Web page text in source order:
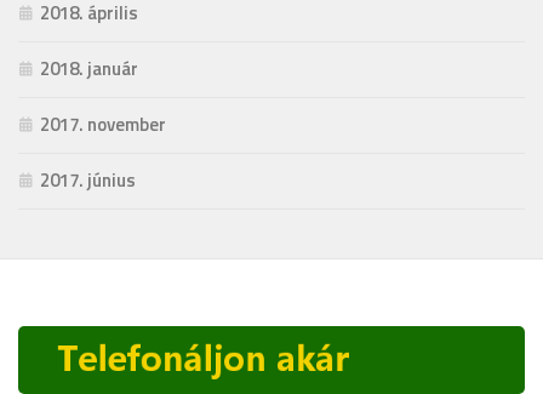
2018. április
2018. január
2017. november
2017. június